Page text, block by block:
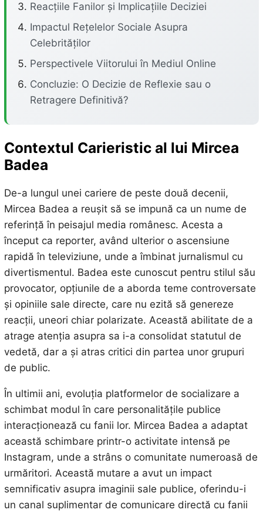
Reacțiile Fanilor și Implicațiile Deciziei
Impactul Rețelelor Sociale Asupra
Celebrităților
Perspectivele Viitorului în Mediul Online
Concluzie: O Decizie de Reflexie sau o
Retragere Definitivă?
Contextul Carieristic al lui Mircea
Badea
De-a lungul unei cariere de peste două decenii,
Mircea Badea a reușit să se impună ca un nume de
referință în peisajul media românesc. Acesta a
început ca reporter, având ulterior o ascensiune
rapidă în televiziune, unde a îmbinat jurnalismul cu
divertismentul. Badea este cunoscut pentru stilul său
provocator, opțiunile de a aborda teme controversate
și opiniile sale directe, care nu ezită să genereze
reacții, uneori chiar polarizate. Această abilitate de a
atrage atenția asupra sa i-a consolidat statutul de
vedetă, dar a și atras critici din partea unor grupuri
de public.
În ultimii ani, evoluția platformelor de socializare a
schimbat modul în care personalitățile publice
interacționează cu fanii lor. Mircea Badea a adaptat
această schimbare printr-o activitate intensă pe
Instagram, unde a strâns o comunitate numeroasă de
urmăritori. Această mutare a avut un impact
semnificativ asupra imaginii sale publice, oferindu-i
un canal suplimentar de comunicare directă cu fanii